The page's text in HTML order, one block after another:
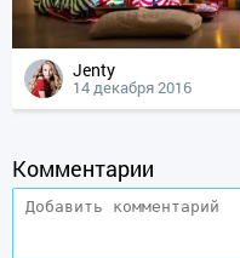
Jenty
14 декабря 2016
Комментарии